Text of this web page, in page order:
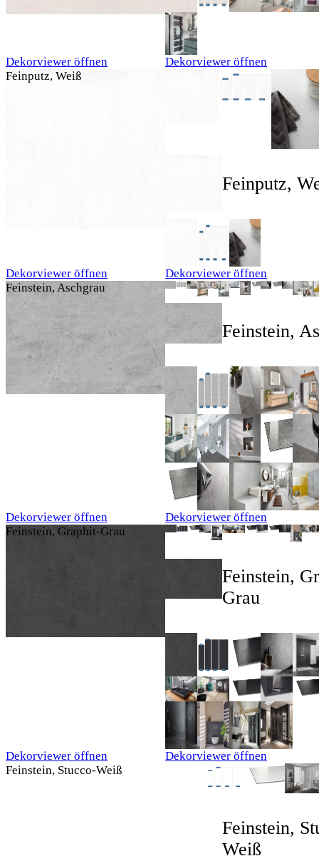
Dekorviewer öffnen
Dekorviewer öffnen
Feinputz, Weiß
Dekorviewer öffnen
Feinputz,
Dekorviewer öffnen
Feinstein, Aschgrau
Dekorviewer öffnen
Feinstein,
Dekorviewer öffnen
Feinstein, Graphit-Grau
Dekorviewer öffnen
Feinstein,
Grau
Dekorviewer öffnen
Feinstein, Stucco-Weiß
Feinstein,
Weiß